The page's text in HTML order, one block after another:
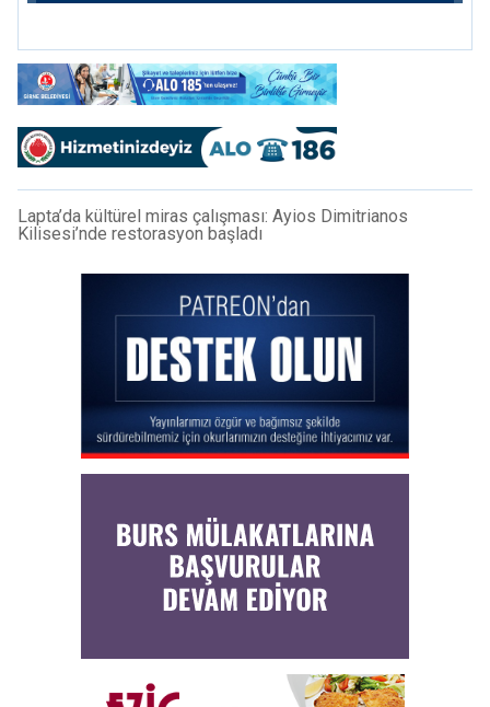
Lapta’da kültürel miras çalışması: Ayios Dimitrianos
Kilisesi’nde restorasyon başladı